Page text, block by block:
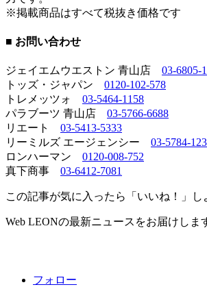
※掲載商品はすべて税抜き価格です
■ お問い合わせ
ジェイエムウエストン 青山店 03-6805-
トッズ・ジャパン 0120-102-578
トレメッツォ 03-5464-1158
パラブーツ 青山店 03-5766-6688
リエート 03-5413-5333
リーミルズ エージェンシー 03-5784-
ロンハーマン 0120-008-752
真下商事 03-6412-7081
この記事が気に入ったら「いいね！」し
Web LEONの最新ニュースをお届けしま
フォロー